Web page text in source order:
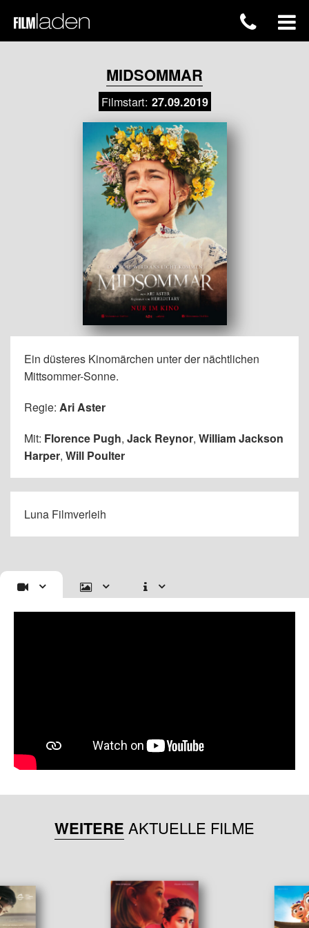
MIDSOMMAR
Filmstart: 27.09.2019
Ein düsteres Kinomärchen unter der nächtlichen
Mittsommer-Sonne.
Regie: Ari Aster
Mit: Florence Pugh, Jack Reynor, William Jackson
Harper, Will Poulter
Luna Filmverleih
WEITERE AKTUELLE FILME